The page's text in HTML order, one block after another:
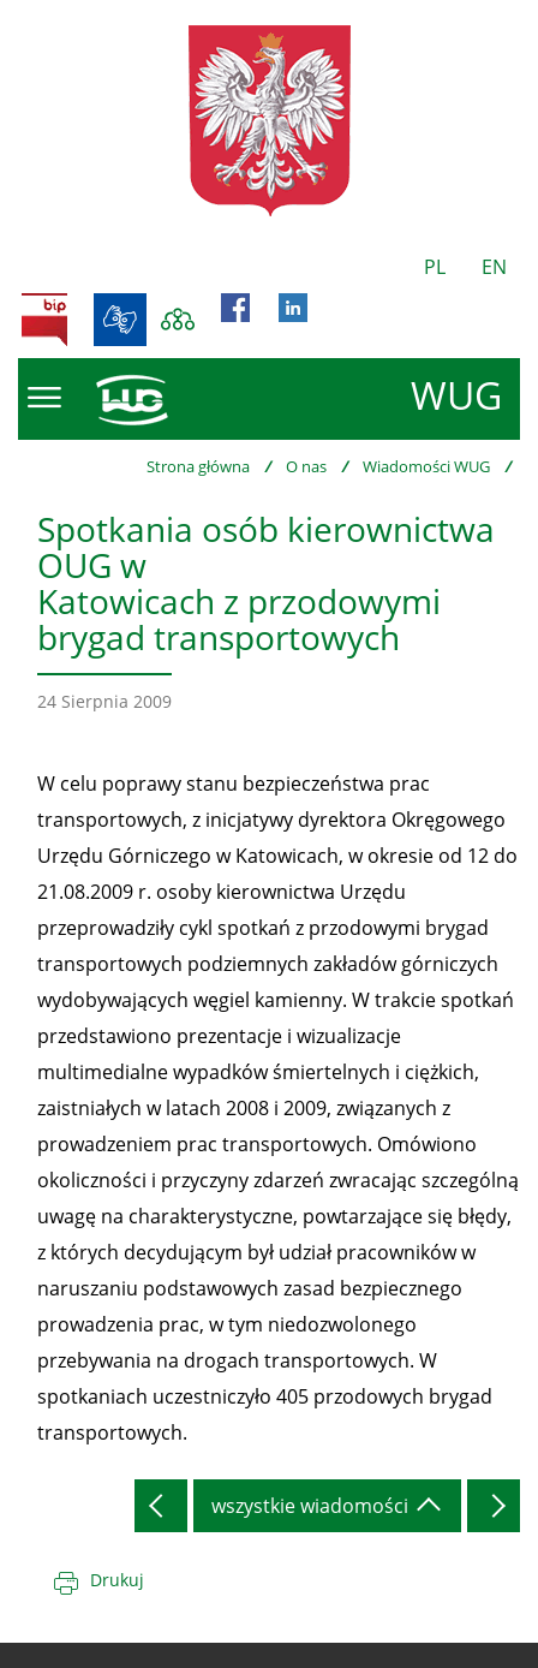
PL EN
WUG
BIP
Strona główna / O nas / Wiadomości WUG /
Spotkania osób kierownictwa
OUG w
Katowicach z przodowymi
brygad transportowych
24 Sierpnia 2009
W celu poprawy stanu bezpieczeństwa prac
transportowych, z inicjatywy dyrektora Okręgowego
Urzędu Górniczego w Katowicach, w okresie od 12 do
21.08.2009 r. osoby kierownictwa Urzędu
przeprowadziły cykl spotkań z przodowymi brygad
transportowych podziemnych zakładów górniczych
wydobywających węgiel kamienny. W trakcie spotkań
przedstawiono prezentacje i wizualizacje
multimedialne wypadków śmiertelnych i ciężkich,
zaistniałych w latach 2008 i 2009, związanych z
prowadzeniem prac transportowych. Omówiono
okoliczności i przyczyny zdarzeń zwracając szczególną
uwagę na charakterystyczne, powtarzające się błędy,
z których decydującym był udział pracowników w
naruszaniu podstawowych zasad bezpiecznego
prowadzenia prac, w tym niedozwolonego
przebywania na drogach transportowych. W
spotkaniach uczestniczyło 405 przodowych brygad
transportowych.
wszystkie wiadomości
Drukuj